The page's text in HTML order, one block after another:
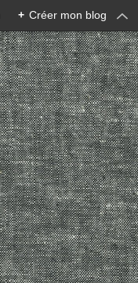
+ Créer mon blog